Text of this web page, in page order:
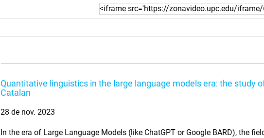
Quantitative linguistics in the large language models era: the study
Catalan
28 de nov. 2023
In the era of Large Language Models (like ChatGPT or Google BARD), the